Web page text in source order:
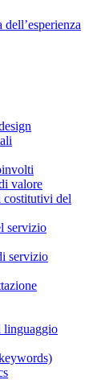
valore
costitutivi del
servizio
servizio
linguaggio